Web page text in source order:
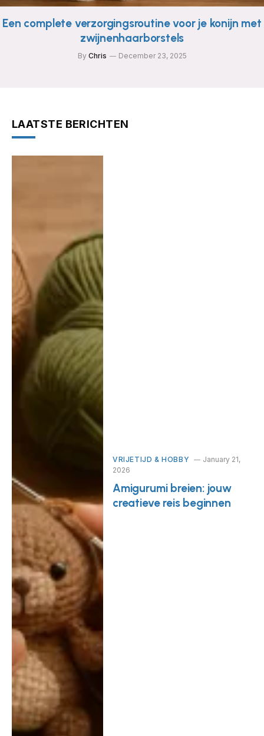
Een complete verzorgingsroutine voor je konijn met
zwijnenhaarborstels
By Chris December 23, 2025
LAATSTE BERICHTEN
VRIJETIJD & HOBBY
January 21,
2026
Amigurumi breien: jouw
creatieve reis beginnen